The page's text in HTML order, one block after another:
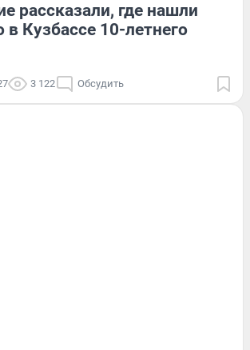
рассказали, где нашли
в Кузбассе 10-летнего
3 122 Обсудить